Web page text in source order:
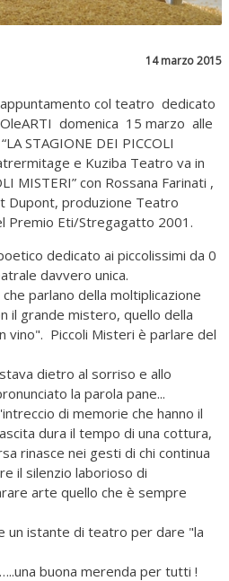
14 marzo 2015
col teatro dedicato
domenica 15 marzo alle
STAGIONE DEI PICCOLI
e Kuziba Teatro va in
MISTERI” con Rossana Farinati ,
Dupont, produzione Teatro
Premio Eti/Stregagatto 2001.
dedicato ai piccolissimi da 0
davvero unica.
parlano della moltiplicazione
il grande mistero, quello della
vino". Piccoli Misteri è parlare del
dietro al sorriso e allo
la parola pane...
di memorie che hanno il
dura il tempo di una cottura,
rinasce nei gesti di chi continua
il silenzio laborioso di
arte quello che è sempre
un istante di teatro per dare "la
buona merenda per tutti !